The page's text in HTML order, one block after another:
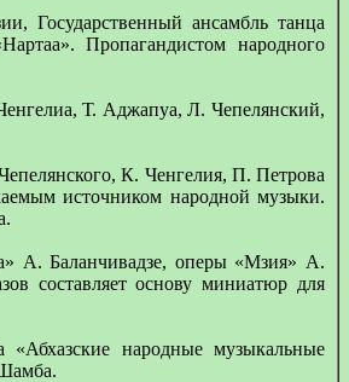
Государственный ансамбль танца
Пропагандистом народного
Т. Аджапуа, Л. Чепелянский,
К. Ченгелия, П. Петрова
источником народной музыки.
А. Баланчивадзе, оперы «Мзия» А.
составляет основу миниатюр для
народные музыкальные